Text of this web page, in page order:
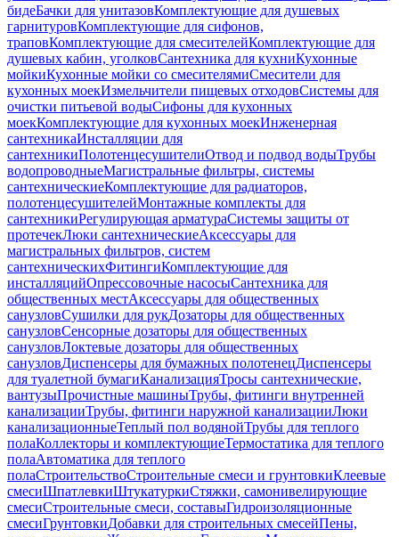
бидеБачки для унитазовКомплектующие для душевых
гарнитуровКомплектующие для сифонов,
траповКомплектующие для смесителейКомплектующие для
душевых кабин, уголковСантехника для кухниКухонные
мойкиКухонные мойки со смесителямиСмесители для
кухонных моекИзмельчители пищевых отходовСистемы для
очистки питьевой водыСифоны для кухонных
моекКомплектующие для кухонных моекИнженерная
сантехникаИнсталляции для
сантехникиПолотенцесушителиОтвод и подвод водыТрубы
водопроводныеМагистральные фильтры, системы
сантехническиеКомплектующие для радиаторов,
полотенцесушителейМонтажные комплекты для
сантехникиРегулирующая арматураСистемы защиты от
протечекЛюки сантехническиеАксессуары для
магистральных фильтров, систем
сантехническихФитингиКомплектующие для
инсталляцийОпрессовочные насосыСантехника для
общественных местАксессуары для общественных
санузловСушилки для рукДозаторы для общественных
санузловСенсорные дозаторы для общественных
санузловЛоктевые дозаторы для общественных
санузловДиспенсеры для бумажных полотенецДиспенсеры
для туалетной бумагиКанализацияТросы сантехнические,
вантузыПрочистные машиныТрубы, фитинги внутренней
канализацииТрубы, фитинги наружной канализацииЛюки
канализационныеТеплый пол водянойТрубы для теплого
полаКоллекторы и комплектующиеТермостатика для теплого
полаАвтоматика для теплого
полаСтроительствоСтроительные смеси и грунтовкиКлеевые
смесиШпатлевкиШтукатуркиСтяжки, самонивелирующие
смесиСтроительные смеси, составыГидроизоляционные
смесиГрунтовкиДобавки для строительных смесейПены,